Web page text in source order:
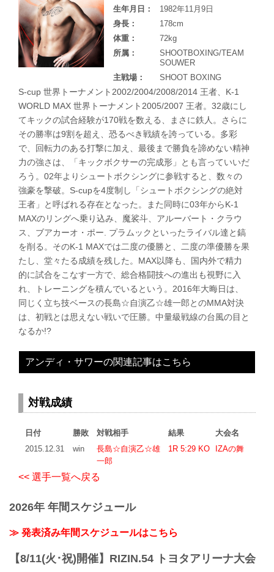
生年月日：
1982年11月9日
身長：
178cm
体重：
72kg
所属：
SHOOTBOXING/TEAM
SOUWER
主戦場：
SHOOT BOXING
S-cup 世界トーナメント2002/2004/2008/2014 王者、K-1
WORLD MAX 世界トーナメント2005/2007 王者。32歳にし
てキックの試合経験が170戦を数える、まさに鉄人。さらに
その勝率は9割を超え、恐るべき戦績を誇っている。多彩
で、回転力のある打撃に加え、最後まで勝負を諦めない精神
力の強さは、「キックボクサーの完成形」とも言っていいだ
ろう。02年よりシュートボクシングに参戦すると、数々の
強豪を撃破。S-cupを4度制し「シュートボクシングの絶対
王者」と呼ばれる存在となった。また同時に03年からK-1
MAXのリングへ乗り込み、魔裟斗、アルーバート・クラウ
ス、ブアカーオ・ポー. プラムックといったライバル達と鎬
を削る。そのK-1 MAXでは二度の優勝と、二度の準優勝を果
たし、堂々たる成績を残した。MAX以降も、国内外で精力
的に試合をこなす一方で、総合格闘技への進出も視野に入
れ、トレーニングを積んでいるという。2016年大晦日は、
同じく立ち技ベースの長島☆自演乙☆雄一郎とのMMA対決
は、初戦とは思えない戦いで圧勝。中量級戦線の台風の目と
なるか!?
アンディ・サワーの関連記事はこちら
対戦成績
日付 勝敗 対戦相手 結果
大会名
2015.12.31
win
長島☆自演乙☆雄
一郎
1R 5:29 KO IZAの舞
<< 選手一覧へ戻る
2026年 年間スケジュール
≫ 発表済み年間スケジュールはこちら
【8/11(火･祝)開催】RIZIN.54 トヨタアリーナ大会